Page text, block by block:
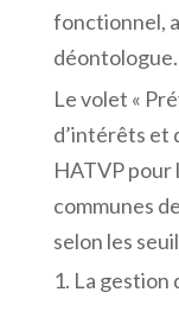
fonctionnel,
déontologue.
Le volet «
d’intérêts et
HATVP pour
communes
selon les
La gestion